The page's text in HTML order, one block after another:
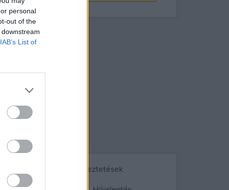
personal
out of the
IAB’s List of
Vészjelzések, figyelmeztetések